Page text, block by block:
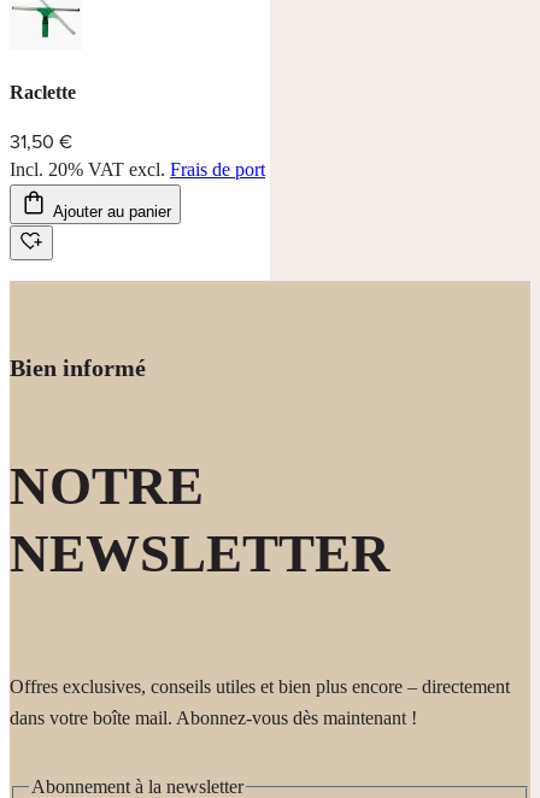
Raclette
31,50 €
Incl. 20% VAT excl. Frais de port
Ajouter au panier
Bien informé
NOTRE
NEWSLETTER
Offres exclusives, conseils utiles et bien plus encore – directement
dans votre boîte mail. Abonnez-vous dès maintenant !
Abonnement à la newsletter